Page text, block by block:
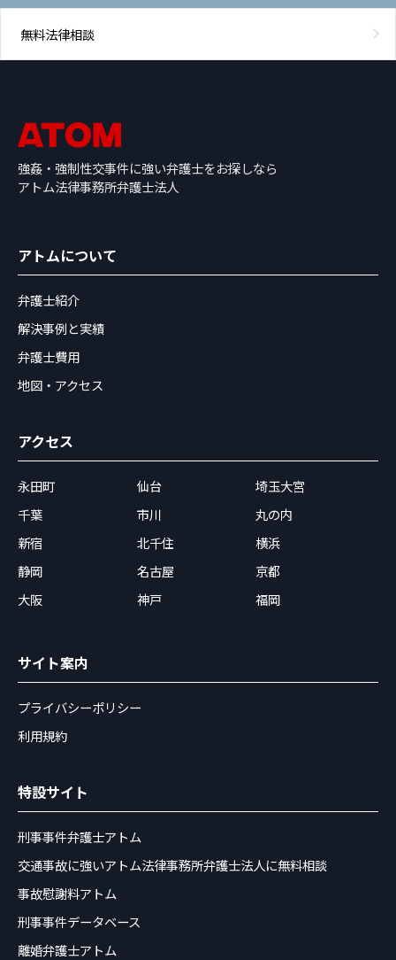
無料法律相談
強姦・強制性交事件に強い弁護士をお探しなら
アトム法律事務所弁護士法人
アトムについて
弁護士紹介
解決事例と実績
弁護士費用
地図・アクセス
アクセス
永田町 仙台
埼玉大宮
千葉
市川
丸の内
新宿
北千住
横浜
静岡
名古屋
京都
大阪
神戸 福岡
サイト案内
プライバシーポリシー
利用規約
特設サイト
刑事事件弁護士アトム
交通事故に強いアトム法律事務所弁護士法人に無料相談
事故慰謝料アトム
刑事事件データベース
離婚弁護士アトム